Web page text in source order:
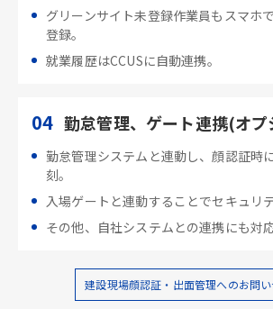
グリーンサイト未登録作業員もスマホ
登録。
就業履歴はCCUSに自動連携。
04 勤怠管理、ゲート連携(オプ
勤怠管理システムと連動し、顔認証時
刻。
入場ゲートと連動することでセキュリ
その他、自社システムとの連携にも対応
建設現場顔認証・出面管理へのお問